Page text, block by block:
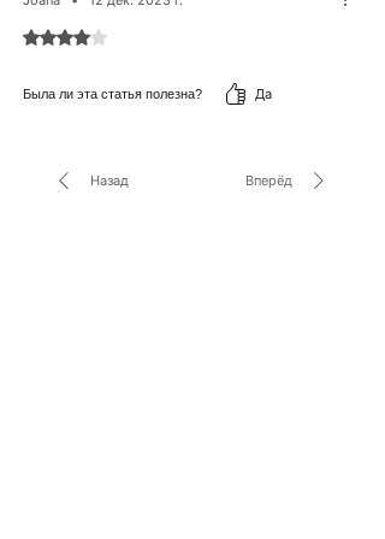
Оценка: 4 из 5 звезд.
Была ли эта статья полезна? Да
Назад Вперёд